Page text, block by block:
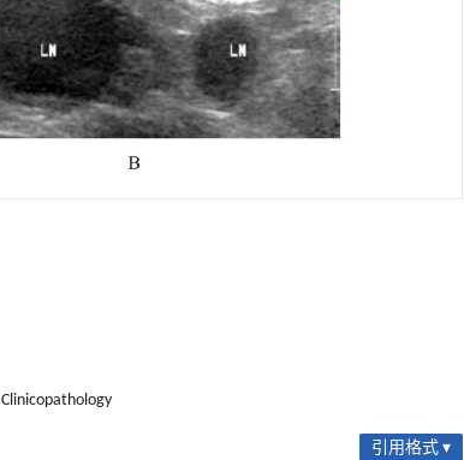
Clinicopathology
引用格式 ▾